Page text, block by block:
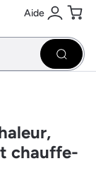
Aide
Se
chauffe-